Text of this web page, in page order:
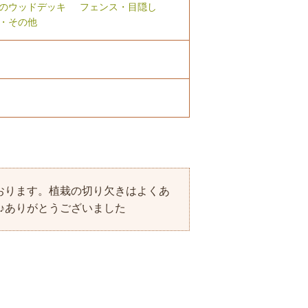
ウッドデッキ
フェンス・目隠し
その他
ます。植栽の切り欠きはよくあ
りがとうございました